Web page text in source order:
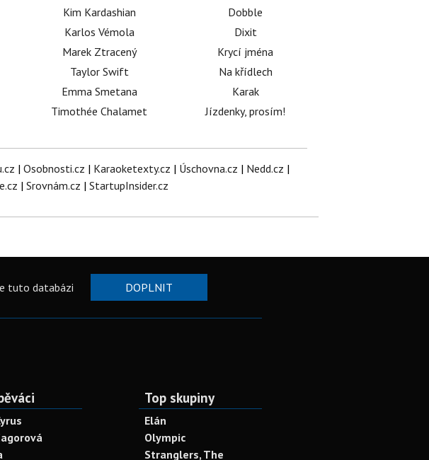
Kim Kardashian
Karlos Vémola
Marek Ztracený
Taylor Swift
Emma Smetana
Timothée Chalamet
Dobble
Dixit
Krycí jména
Na křídlech
Karak
Jízdenky, prosím!
| Osobnosti.cz | Karaoketexty.cz | Úschovna.cz | Nedd.cz |
| Srovnám.cz | StartupInsider.cz
tuto databázi DOPLNIT
Top skupiny
Elán
Olympic
Stranglers, The